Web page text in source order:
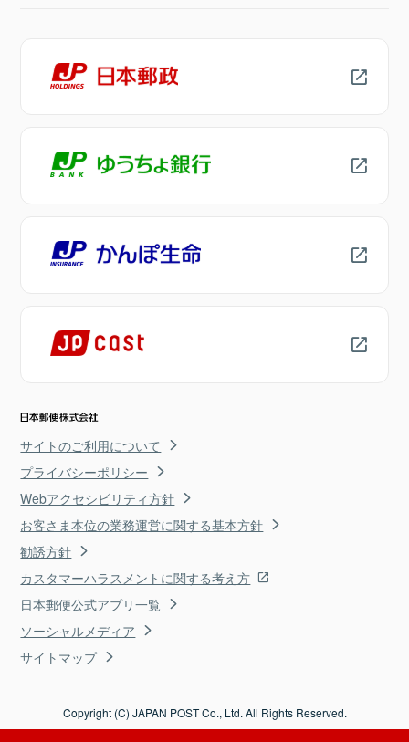
サイトのご利用について
プライバシーポリシー
Webアクセシビリティ方針
お客さま本位の業務運営に関する基本方針
勧誘方針
カスタマーハラスメントに関する考え方
日本郵便公式アプリ一覧
ソーシャルメディア
サイトマップ
Copyright (C) JAPAN POST Co., Ltd. All Rights Reserved.